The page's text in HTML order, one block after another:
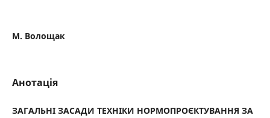
М. Волощак
Анотація
ЗАГАЛЬНІ ЗАСАДИ ТЕХНІКИ НОРМОПРОЄКТУВАННЯ ЗА